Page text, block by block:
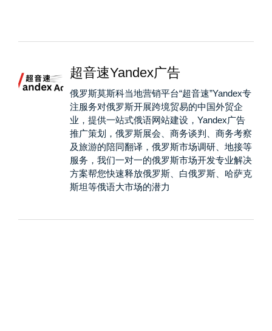
超音速Yandex广告
俄罗斯莫斯科当地营销平台“超音速”Yandex专
注服务对俄罗斯开展跨境贸易的中国外贸企
业，提供一站式俄语网站建设，Yandex广告
推广策划，俄罗斯展会、商务谈判、商务考察
及旅游的陪同翻译，俄罗斯市场调研、地接等
服务，我们一对一的俄罗斯市场开发专业解决
方案帮您快速释放俄罗斯、白俄罗斯、哈萨克
斯坦等俄语大市场的潜力